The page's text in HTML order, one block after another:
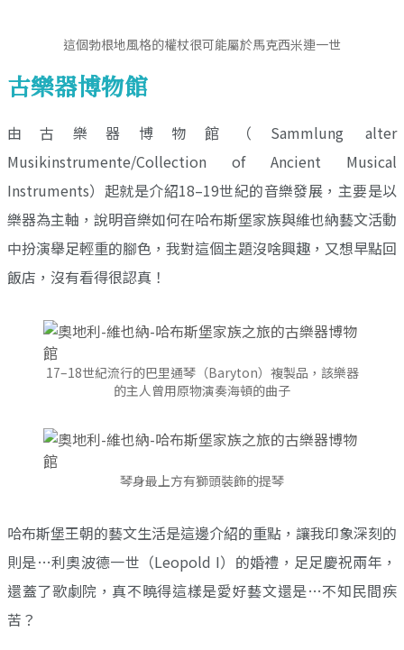
這個勃根地風格的權杖很可能屬於馬克西米連一世
古樂器博物館
由古樂器博物館（Sammlung alter
Musikinstrumente/Collection of Ancient Musical
Instruments）起就是介紹18–19世紀的音樂發展，主要是以
樂器為主軸，說明音樂如何在哈布斯堡家族與維也納藝文活動
中扮演舉足輕重的腳色，我對這個主題沒啥興趣，又想早點回
飯店，沒有看得很認真！
17–18世紀流行的巴里通琴（Baryton）複製品，該樂器
的主人曾用原物演奏海頓的曲子
琴身最上方有獅頭裝飾的提琴
哈布斯堡王朝的藝文生活是這邊介紹的重點，讓我印象深刻的
則是…利奧波德一世（Leopold I）的婚禮，足足慶祝兩年，
還蓋了歌劇院，真不曉得這樣是愛好藝文還是…不知民間疾
苦？